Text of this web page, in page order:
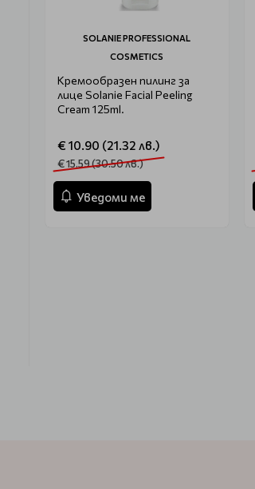
SOLANIE PROFESSIONAL
COSMETICS
Кремообразен пилинг за
лице Solanie Facial Peeling
Cream 125ml.
€ 10.90 (21.32 лв.)
€ 15.59 (30.50 лв.)
Уведоми ме